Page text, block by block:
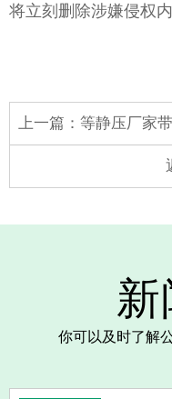
将立刻删除涉嫌侵权内
上一篇： 等静压厂家带您了解【展品预览】等静压成型设备
新
你可以及时了解